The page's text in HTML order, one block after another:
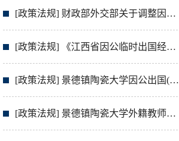
[政策法规] 财政部外交部关于调整因公临时出国住宿费标准等有关事项的通知(财行[2017]434号）
[政策法规] 《江西省因公临时出国经费管理办法》的通知
[政策法规] 景德镇陶瓷大学因公出国(境)管理办法
[政策法规] 景德镇陶瓷大学外籍教师管理办法